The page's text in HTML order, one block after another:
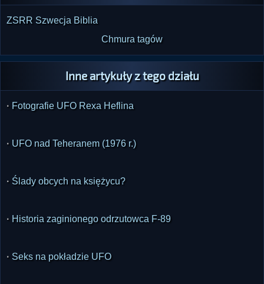
ZSRR Szwecja Biblia
Chmura tagów
Inne artykuły z tego działu
· Fotografie UFO Rexa Heflina
· UFO nad Teheranem (1976 r.)
· Ślady obcych na księżycu?
· Historia zaginionego odrzutowca F-89
· Seks na pokładzie UFO